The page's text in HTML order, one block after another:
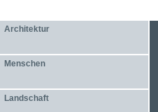
Architektur
Menschen
Landschaft